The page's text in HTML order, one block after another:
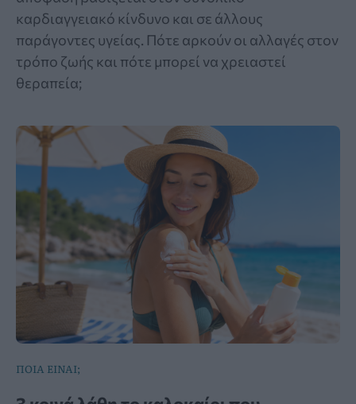
καρδιαγγειακό κίνδυνο και σε άλλους
παράγοντες υγείας. Πότε αρκούν οι αλλαγές στον
τρόπο ζωής και πότε μπορεί να χρειαστεί
θεραπεία;
ΠΟΙΑ ΕΙΝΑΙ;